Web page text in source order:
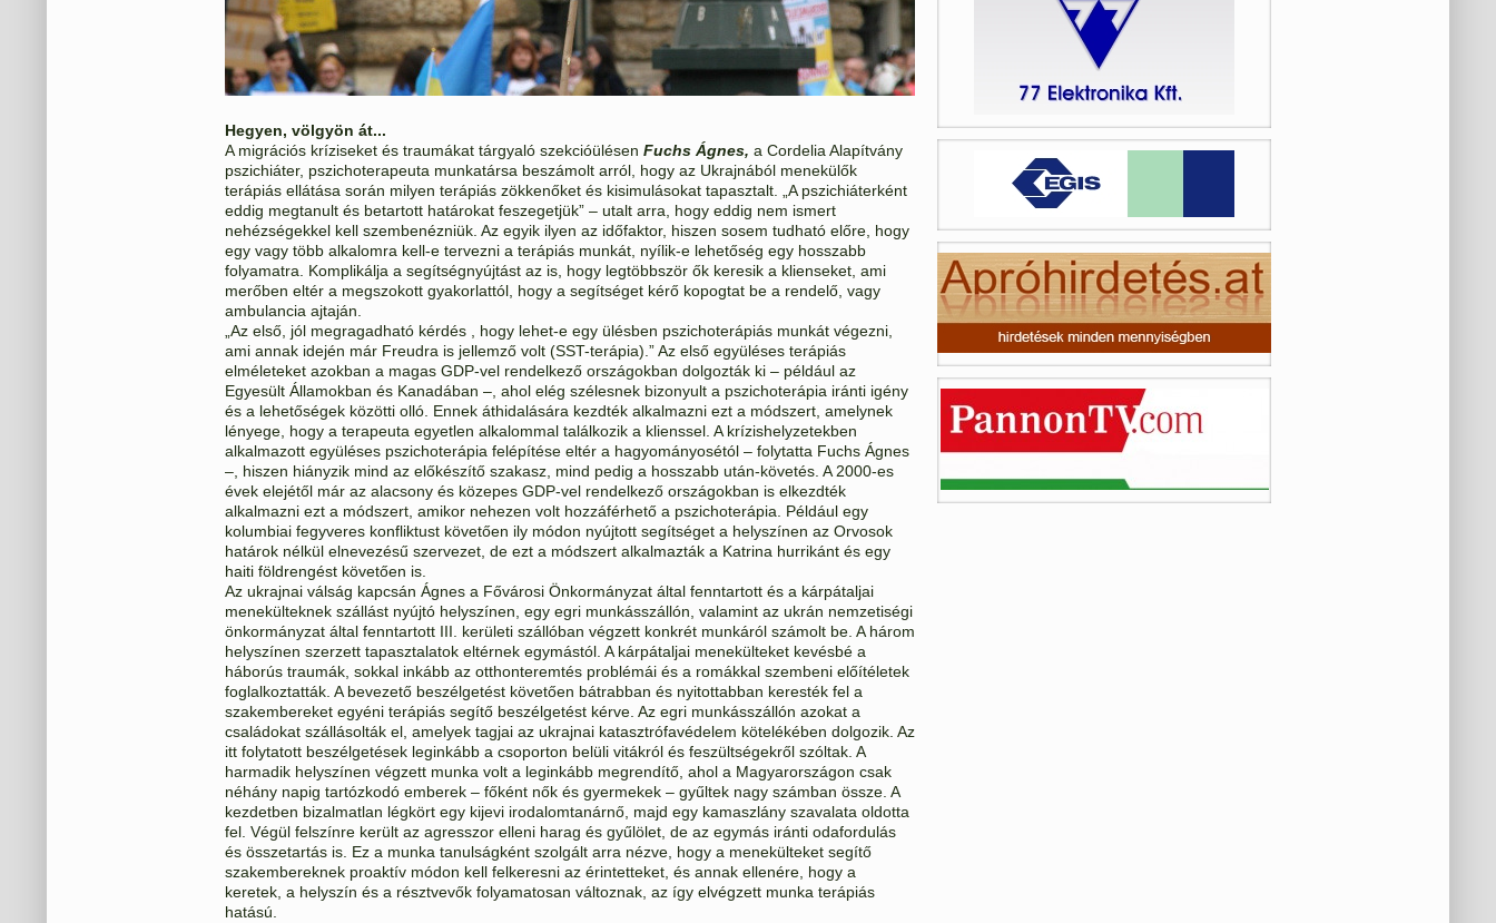
Hegyen, völgyön át...
A migrációs kríziseket és traumákat tárgyaló szekcióülésen Fuchs Ágnes, a Cordelia Alapítvány
pszichiáter, pszichoterapeuta munkatársa beszámolt arról, hogy az Ukrajnából menekülők
terápiás ellátása során milyen terápiás zökkenőket és kisimulásokat tapasztalt. „A pszichiáterként
eddig megtanult és betartott határokat feszegetjük” – utalt arra, hogy eddig nem ismert
nehézségekkel kell szembenézniük. Az egyik ilyen az időfaktor, hiszen sosem tudható előre, hogy
egy vagy több alkalomra kell-e tervezni a terápiás munkát, nyílik-e lehetőség egy hosszabb
folyamatra. Komplikálja a segítségnyújtást az is, hogy legtöbbször ők keresik a klienseket, ami
merőben eltér a megszokott gyakorlattól, hogy a segítséget kérő kopogtat be a rendelő, vagy
ambulancia ajtaján.
„Az első, jól megragadható kérdés , hogy lehet-e egy ülésben pszichoterápiás munkát végezni,
ami annak idején már Freudra is jellemző volt (SST-terápia).” Az első együléses terápiás
elméleteket azokban a magas GDP-vel rendelkező országokban dolgozták ki – például az
Egyesült Államokban és Kanadában –, ahol elég szélesnek bizonyult a pszichoterápia iránti igény
és a lehetőségek közötti olló. Ennek áthidalására kezdték alkalmazni ezt a módszert, amelynek
lényege, hogy a terapeuta egyetlen alkalommal találkozik a klienssel. A krízishelyzetekben
alkalmazott együléses pszichoterápia felépítése eltér a hagyományosétól – folytatta Fuchs Ágnes
–, hiszen hiányzik mind az előkészítő szakasz, mind pedig a hosszabb után-követés. A 2000-es
évek elejétől már az alacsony és közepes GDP-vel rendelkező országokban is elkezdték
alkalmazni ezt a módszert, amikor nehezen volt hozzáférhető a pszichoterápia. Például egy
kolumbiai fegyveres konfliktust követően ily módon nyújtott segítséget a helyszínen az Orvosok
határok nélkül elnevezésű szervezet, de ezt a módszert alkalmazták a Katrina hurrikánt és egy
haiti földrengést követően is.
Az ukrajnai válság kapcsán Ágnes a Fővárosi Önkormányzat által fenntartott és a kárpátaljai
menekülteknek szállást nyújtó helyszínen, egy egri munkásszállón, valamint az ukrán nemzetiségi
önkormányzat által fenntartott III. kerületi szállóban végzett konkrét munkáról számolt be. A három
helyszínen szerzett tapasztalatok eltérnek egymástól. A kárpátaljai menekülteket kevésbé a
háborús traumák, sokkal inkább az otthonteremtés problémái és a romákkal szembeni előítéletek
foglalkoztatták. A bevezető beszélgetést követően bátrabban és nyitottabban keresték fel a
szakembereket egyéni terápiás segítő beszélgetést kérve. Az egri munkásszállón azokat a
családokat szállásolták el, amelyek tagjai az ukrajnai katasztrófavédelem kötelékében dolgozik. Az
itt folytatott beszélgetések leginkább a csoporton belüli vitákról és feszültségekről szóltak. A
harmadik helyszínen végzett munka volt a leginkább megrendítő, ahol a Magyarországon csak
néhány napig tartózkodó emberek – főként nők és gyermekek – gyűltek nagy számban össze. A
kezdetben bizalmatlan légkört egy kijevi irodalomtanárnő, majd egy kamaszlány szavalata oldotta
fel. Végül felszínre került az agresszor elleni harag és gyűlölet, de az egymás iránti odafordulás
és összetartás is. Ez a munka tanulságként szolgált arra nézve, hogy a menekülteket segítő
szakembereknek proaktív módon kell felkeresni az érintetteket, és annak ellenére, hogy a
keretek, a helyszín és a résztvevők folyamatosan változnak, az így elvégzett munka terápiás
hatású.